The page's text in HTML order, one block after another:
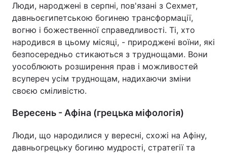
Люди, народжені в серпні, пов'язані з Сехмет,
давньоєгипетською богинею трансформації,
вогню і божественної справедливості. Ті, хто
народився в цьому місяці, - природжені воїни, які
безпосередньо стикаються з труднощами. Вони
уособлюють розширення прав і можливостей
всупереч усім труднощам, надихаючи зміни
своєю сміливістю.
Вересень - Афіна (грецька міфологія)
Люди, що народилися у вересні, схожі на Афіну,
давньогрецьку богиню мудрості, стратегії та